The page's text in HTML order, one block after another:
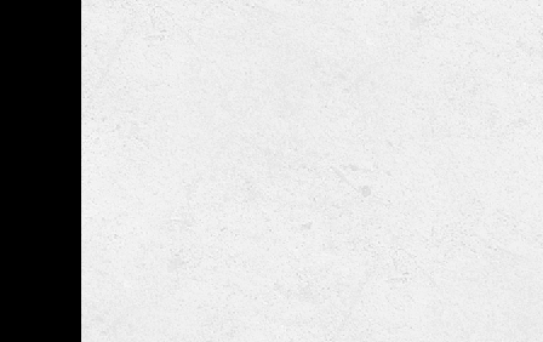
跳到主要內容國立成功大學博物館
藏品資訊